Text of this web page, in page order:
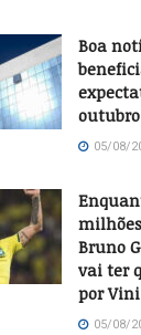
Boa
outubro
05/08/
Bruno
vai ter
por
05/08/